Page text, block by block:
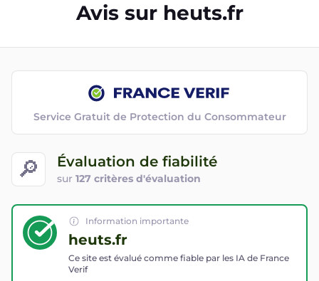
Avis sur heuts.fr
🔎 Évaluation de fiabilité
sur 127 critères d'évaluation
Service Gratuit de Protection du Consommateur
Information importante
heuts.fr
Ce site est évalué comme fiable par les IA de France
Verif